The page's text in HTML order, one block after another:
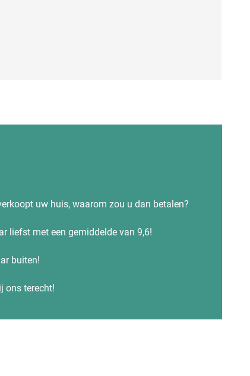
uw huis, waarom zou u dan betalen?
liefst met een gemiddelde van 9,6!
buiten!
ons terecht!